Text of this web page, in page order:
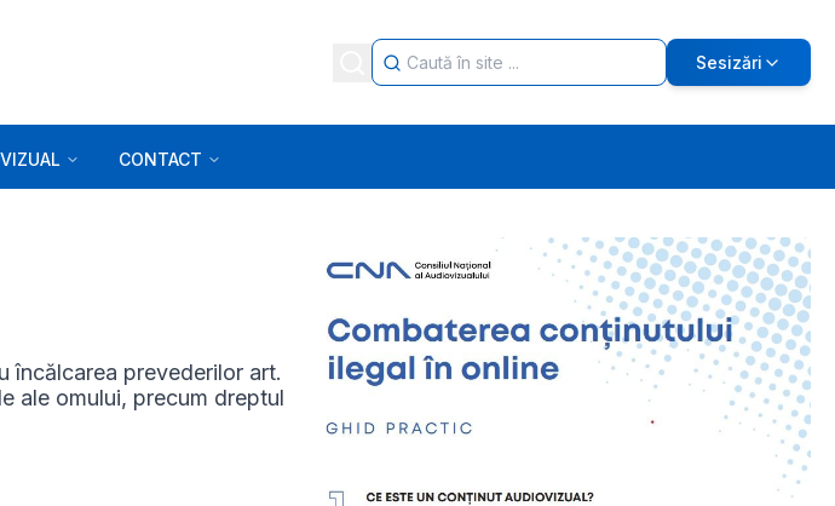
Sesizări
CONTACT
încălcarea prevederilor art.
ale omului, precum dreptul